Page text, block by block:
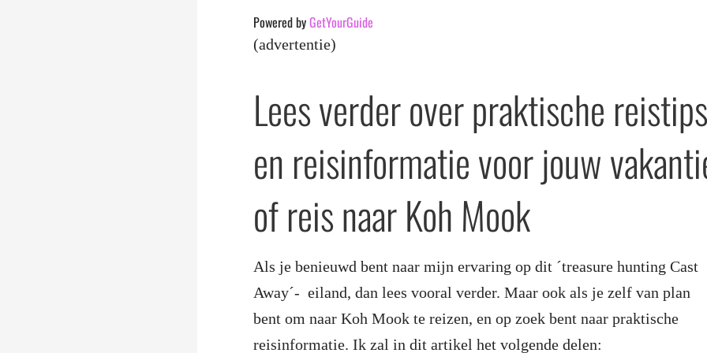
Powered byGetYourGuide
(advertentie)
Lees verder over praktische reistips
en reisinformatie voor jouw
of reis naar Koh Mook
Als je benieuwd bent naar mijn ervaring op dit ´treasure hunting Cast
Away´- eiland, dan lees vooral verder. Maar ook als je zelf van plan
bent om naar Koh Mook te reizen, en op zoek bent naar praktische
reisinformatie. Ik zal in dit artikel het volgende delen: